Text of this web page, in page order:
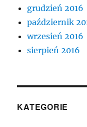
grudzień 2016
październik
wrzesień 2016
sierpień 2016
KATEGORIE